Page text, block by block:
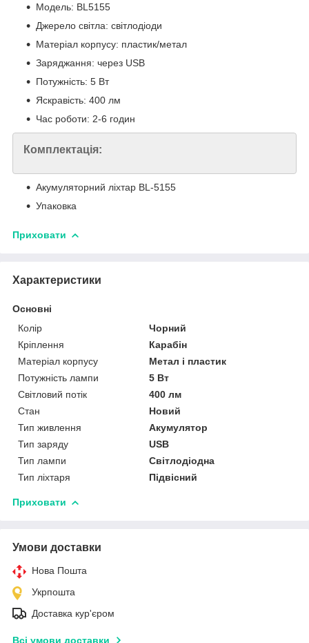
Модель: BL5155
Джерело світла: світлодіоди
Матеріал корпусу: пластик/метал
Заряджання: через USB
Потужність: 5 Вт
Яскравість: 400 лм
Час роботи: 2-6 годин
Комплектація:
Акумуляторний ліхтар BL-5155
Упаковка
Приховати
Характеристики
Основні
Колір
Чорний
Кріплення
Карабін
Матеріал корпусу
Метал і пластик
Потужність лампи
5 Вт
Світловий потік
400 лм
Стан
Новий
Тип живлення
Акумулятор
Тип заряду
USB
Тип лампи
Світлодіодна
Тип ліхтаря
Підвісний
Приховати
Умови доставки
Нова Пошта
Укрпошта
Доставка кур'єром
Всі умови доставки